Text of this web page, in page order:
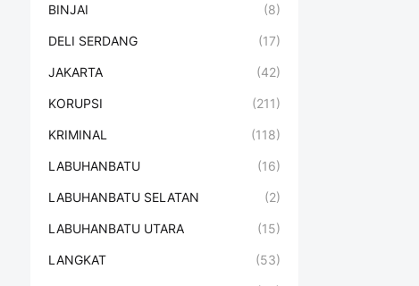
BINJAI (8)
DELI SERDANG (17)
JAKARTA (42)
KORUPSI (211)
KRIMINAL (118)
LABUHANBATU (16)
LABUHANBATU SELATAN (2)
LABUHANBATU UTARA (15)
LANGKAT (53)